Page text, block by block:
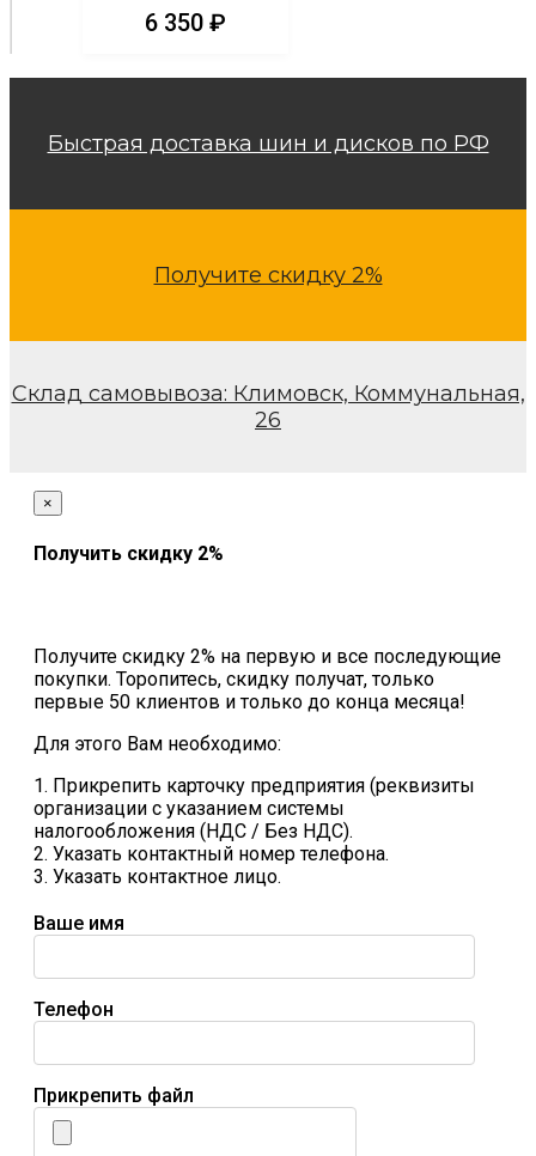
6 350 ₽
Быстрая доставка шин и дисков по РФ
Получите скидку 2%
Склад самовывоза: Климовск, Коммунальная,
26
×
Получить скидку 2%
Получите скидку 2% на первую и все последующие
покупки. Торопитесь, скидку получат, только
первые 50 клиентов и только до конца месяца!
Для этого Вам необходимо:
1. Прикрепить карточку предприятия (реквизиты
организации с указанием системы
налогообложения (НДС / Без НДС).
2. Указать контактный номер телефона.
3. Указать контактное лицо.
Ваше имя
Телефон
Прикрепить файл